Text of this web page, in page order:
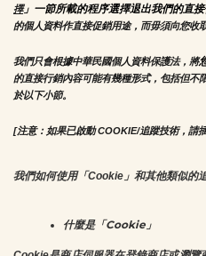
擇」一節所載的程序選擇退出我們的直
的個人資料作直接促銷用途，而毋須向您收
我們只會根據中華民國個人資料保護法，將
的直接行銷內容可能有幾種形式，包括但不
於以下小節。
[注意：如果已啟動 COOKIE/追蹤技術，請
我們如何使用「Cookie」和其他類似的
什麼是「Cookie」